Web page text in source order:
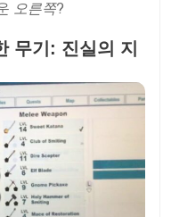
오른쪽?
무기: 진실의 지